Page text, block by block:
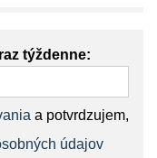
týždenne:
a potvrdzujem,
údajov